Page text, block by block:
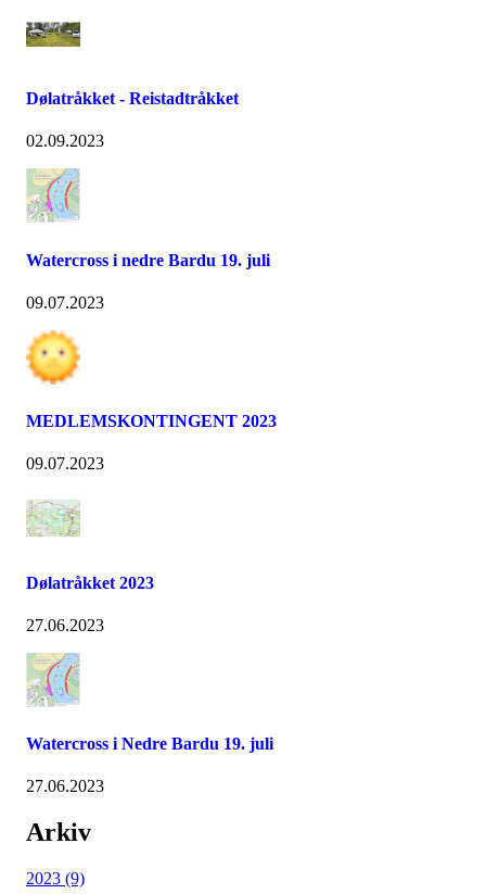
Dølatråkket - Reistadtråkket
02.09.2023
Watercross i nedre Bardu 19. juli
09.07.2023
MEDLEMSKONTINGENT 2023
09.07.2023
Dølatråkket 2023
27.06.2023
Watercross i Nedre Bardu 19. juli
27.06.2023
Arkiv
2023 (9)